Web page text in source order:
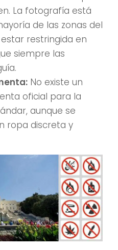
La fotografía está
de las zonas del
restringida en
siempre las
No existe un
oficial para la
aunque se
ropa discreta y